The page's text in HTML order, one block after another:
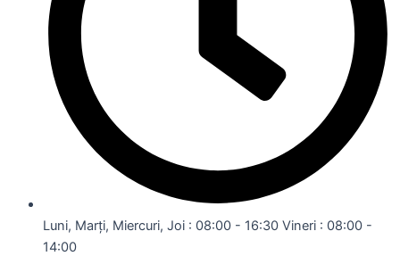
Luni, Marți, Miercuri, Joi : 08:00 - 16:30 Vineri : 08:00 -
14:00